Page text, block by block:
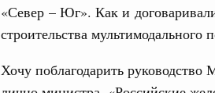
«Север – Юг». Как и
строительства
Хочу поблагодарить